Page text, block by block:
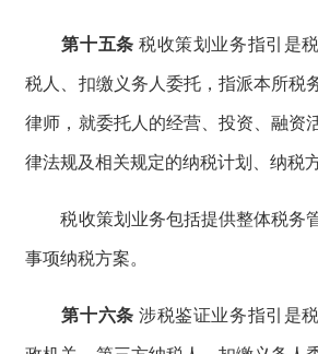
第十五条 税收策划业务指引是
税人、扣缴义务人委托，指派本所税
律师，就委托人的经营、投资、融资
律法规及相关规定的纳税计划、纳税
税收策划业务包括提供整体税务
事项纳税方案。
第十六条 涉税鉴证业务指引是